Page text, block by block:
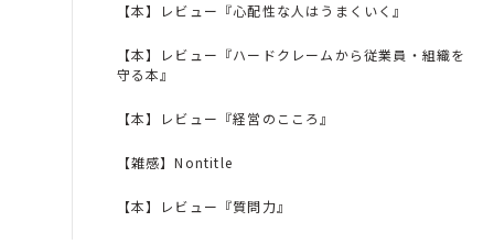
【本】レビュー『心配性な人はうまくいく』
【本】レビュー『ハードクレームから従業員・組織を
守る本』
【本】レビュー『経営のこころ』
【雑感】Nontitle
【本】レビュー『質問力』